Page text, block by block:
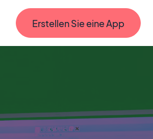
Erstellen Sie eine App